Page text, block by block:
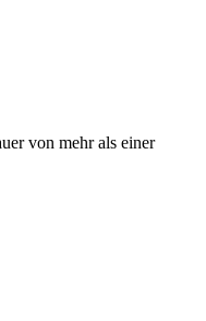
von mehr als einer